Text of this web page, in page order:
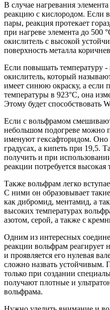
В случае нагревания
реакцию с кислородом. Если
пары, реакция протекает
при нагреве элемента до 500
окислитель с высокой
поверхность металла
Если повышать температуру
окислитель, который
имеет синюю окраску, а если
температуры в 923°C, она
Этому будет способствовать
Если с вольфрамом
небольшом подогреве можно
именуют гексафторидом. Оно
градусах, а кипеть при 19,5.
получить и при
реакции потребуется высокая
Также вольфрам легко
С ними он образовывает
как дибромид, ментамид, а
высоких температурах
азотом, серой, а также с
Одним из интересных
реакции вольфрам реагирует
и проявляется его нулевая
сложно назвать устойчивым.
только при создании
получают плотные и
вольфрама.